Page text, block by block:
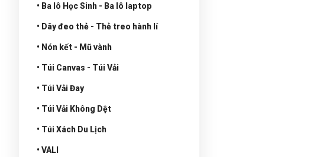
• Ba lô Học Sinh - Ba lô laptop
• Dây đeo thẻ - Thẻ treo hành lí
• Nón kết - Mũ vành
• Túi Canvas - Túi Vải
• Túi Vải Đay
• Túi Vải Không Dệt
• Túi Xách Du Lịch
• VALI